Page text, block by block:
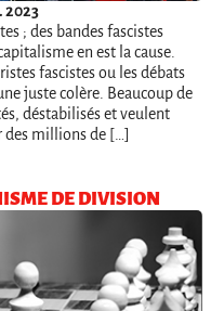
2023
; des bandes fascistes
en est la cause.
fascistes ou les débats
juste colère. Beaucoup de
déstabilisés et veulent
des millions de […]
DE DIVISION